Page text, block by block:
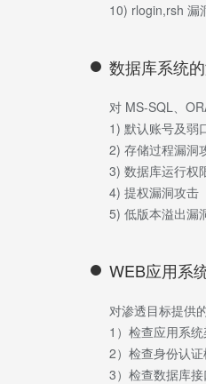
10) rlogin,rsh 漏
数据库系统
对 MS-SQL、
1) 默认账号及弱
2) 存储过程漏洞
3) 数据库运行权
4) 提权漏洞攻击
5) 低版本溢出漏
WEB应用系
对渗透目标提供
1）检查应用系
2）检查身份认
3）检查数据库